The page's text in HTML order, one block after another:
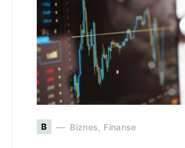
B Biznes, Finanse